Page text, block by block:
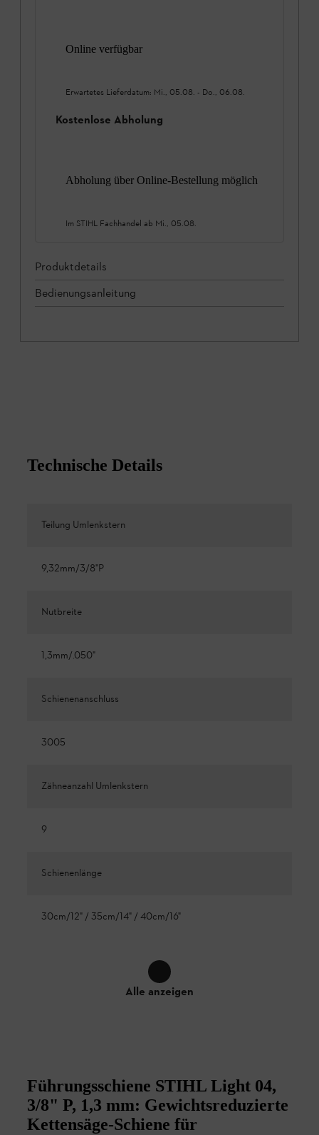
Online verfügbar
Erwartetes Lieferdatum: Mi., 05.08. - Do., 06.08.
Kostenlose Abholung
Abholung über Online-Bestellung möglich
Im STIHL Fachhandel ab Mi., 05.08.
Produktdetails
Bedienungsanleitung
Technische Details
Teilung Umlenkstern
9,32mm/3/8"P
Nutbreite
1,3mm/.050"
Schienenanschluss
3005
Zähneanzahl Umlenkstern
9
Schienenlänge
30cm/12" / 35cm/14" / 40cm/16"
Alle anzeigen
Führungsschiene STIHL Light 04,
3/8" P, 1,3 mm: Gewichtsreduzierte
Kettensäge-Schiene für